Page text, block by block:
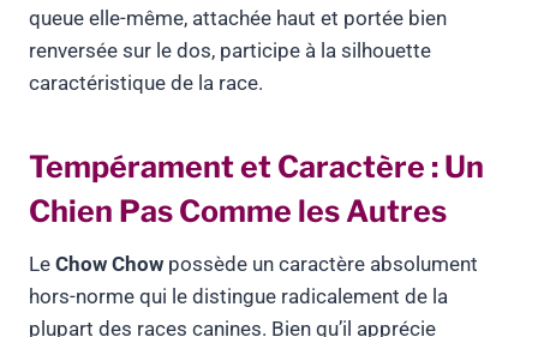
queue elle-même, attachée haut et portée bien
renversée sur le dos, participe à la silhouette
caractéristique de la race.
Tempérament et Caractère : Un
Chien Pas Comme les Autres
Le Chow Chow possède un caractère absolument
hors-norme qui le distingue radicalement de la
plupart des races canines. Bien qu’il apprécie